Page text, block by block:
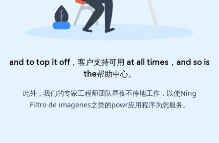
and to top it off，客户支持可用 at all times，and so is
the帮助中心。
此外，我们的专家工程师团队昼夜不停地工作，以使Ning
Filtro de imagenes之类的powr应用程序为您服务。